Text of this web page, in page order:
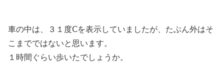
車の中は、３１度Ⅽを表示していましたが、たぶん外はそ
こまでではないと思います。
１時間ぐらい歩いたでしょうか。